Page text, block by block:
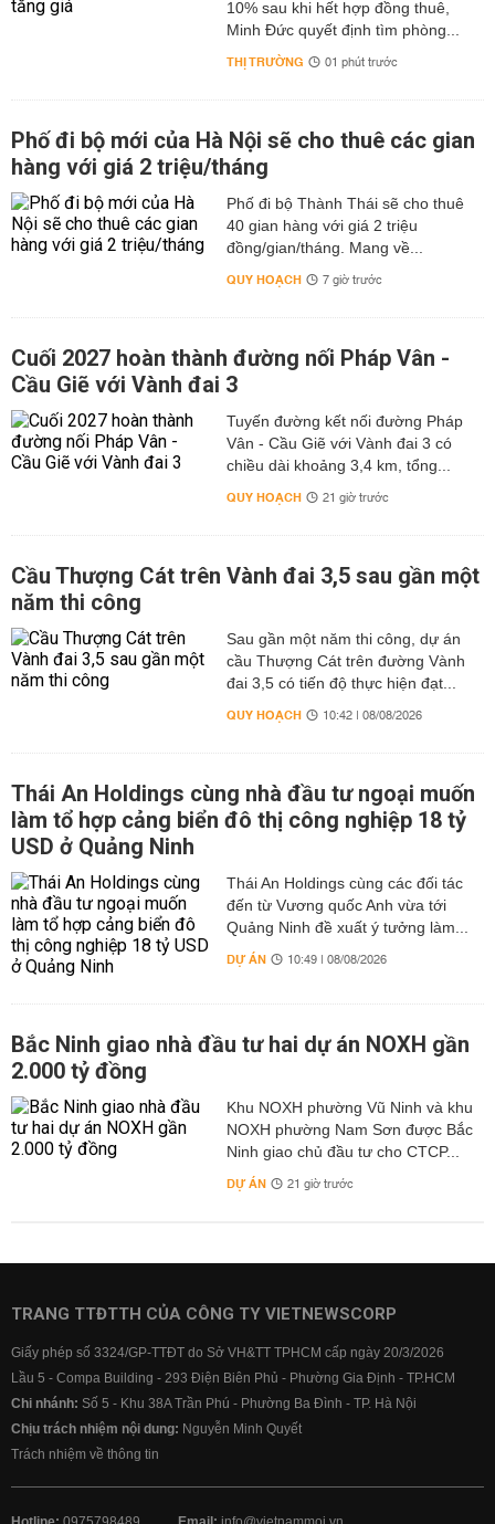
10% sau khi hết hợp đồng thuê,
Minh Đức quyết định tìm phòng...
THỊ TRƯỜNG 01 phút trước
Phố đi bộ mới của Hà Nội sẽ cho thuê các gian
hàng với giá 2 triệu/tháng
Phố đi bộ Thành Thái sẽ cho thuê
40 gian hàng với giá 2 triệu
đồng/gian/tháng. Mang về...
QUY HOẠCH 7 giờ trước
Cuối 2027 hoàn thành đường nối Pháp Vân -
Cầu Giẽ với Vành đai 3
Tuyến đường kết nối đường Pháp
Vân - Cầu Giẽ với Vành đai 3 có
chiều dài khoảng 3,4 km, tổng...
QUY HOẠCH 21 giờ trước
Cầu Thượng Cát trên Vành đai 3,5 sau gần một
năm thi công
Sau gần một năm thi công, dự án
cầu Thượng Cát trên đường Vành
đai 3,5 có tiến độ thực hiện đạt...
QUY HOẠCH 10:42 | 08/08/2026
Thái An Holdings cùng nhà đầu tư ngoại muốn
làm tổ hợp cảng biển đô thị công nghiệp 18 tỷ
USD ở Quảng Ninh
Thái An Holdings cùng các đối tác
đến từ Vương quốc Anh vừa tới
Quảng Ninh đề xuất ý tưởng làm...
DỰ ÁN 10:49 | 08/08/2026
Bắc Ninh giao nhà đầu tư hai dự án NOXH gần
2.000 tỷ đồng
Khu NOXH phường Vũ Ninh và khu
NOXH phường Nam Sơn được Bắc
Ninh giao chủ đầu tư cho CTCP...
DỰ ÁN 21 giờ trước
TRANG TTĐTTH CỦA CÔNG TY VIETNEWSCORP
Giấy phép số 3324/GP-TTĐT do Sở VH&TT TPHCM cấp ngày 20/3/2026
Lầu 5 - Compa Building - 293 Điện Biên Phủ - Phường Gia Định - TP.HCM
Chi nhánh: Số 5 - Khu 38A Trần Phú - Phường Ba Đình - TP. Hà Nội
Chịu trách nhiệm nội dung: Nguyễn Minh Quyết
Trách nhiệm về thông tin